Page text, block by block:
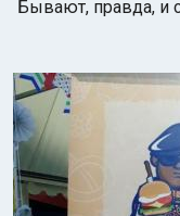
Бывают, правда,